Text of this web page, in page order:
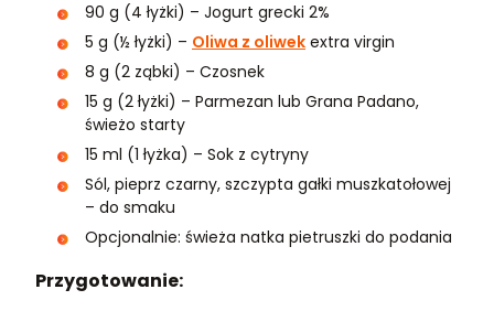
90 g (4 łyżki) – Jogurt grecki 2%
5 g (½ łyżki) – Oliwa z oliwek extra virgin
8 g (2 ząbki) – Czosnek
15 g (2 łyżki) – Parmezan lub Grana Padano,
świeżo starty
15 ml (1 łyżka) – Sok z cytryny
Sól, pieprz czarny, szczypta gałki muszkatołowej
– do smaku
Opcjonalnie: świeża natka pietruszki do podania
Przygotowanie: